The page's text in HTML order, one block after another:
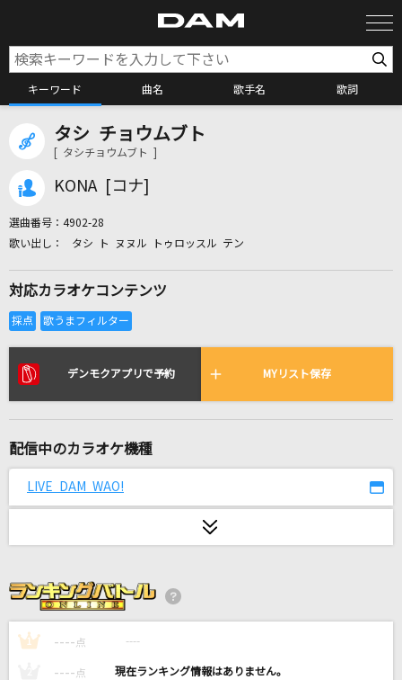
キーワード 曲名 歌手名 歌詞
カラオケ検索
カラオケ店舗検索
リアルタイムで歌われている曲の一覧
シャルル
Only You 君と夏の日を
Grow Slowly
井口裕香
タシ チョウムブト
[ タシチョウムブト ]
KONA [コナ]
選曲番号： 4902-28
タシ ト ヌヌル トゥロッスル テン
対応カラオケコンテンツ
デンモクアプリで予約 MYリスト保存
配信中のカラオケ機種
LIVE DAM WAO!
1 ---- 点 ----
---- 点 ----